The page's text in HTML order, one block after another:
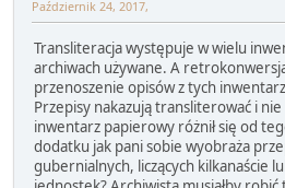
Październik 24, 2017,
Transliteracja występuje w wielu
archiwach używane. A
przenoszenie opisów z tych
Przepisy nakazują transliterować i
inwentarz papierowy różnił się od
dodatku jak pani sobie wyobraża
gubernialnych, liczących kilkanaście